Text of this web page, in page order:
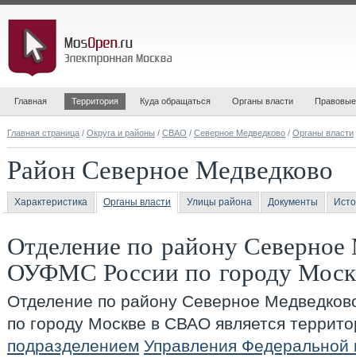
Главная Территория Куда обращаться Органы власти
Главная страница / Округа и районы / СВАО / Северное Медведково / Органы власти
Район Северное Медведково
Характеристика Органы власти Улицы района Документы
Отделение по району Северное
ОУФМС России по городу
Отделение по району Северное
по городу Москве в СВАО является
подразделением Управления